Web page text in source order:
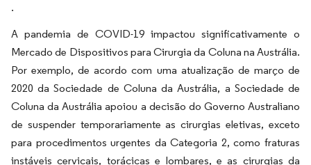
.
A pandemia de COVID-19 impactou significativamente o
Mercado de Dispositivos para Cirurgia da Coluna na Austrália.
Por exemplo, de acordo com uma atualização de março de
2020 da Sociedade de Coluna da Austrália, a Sociedade de
Coluna da Austrália apoiou a decisão do Governo Australiano
de suspender temporariamente as cirurgias eletivas, exceto
para procedimentos urgentes da Categoria 2, como fraturas
instáveis cervicais, torácicas e lombares, e as cirurgias da